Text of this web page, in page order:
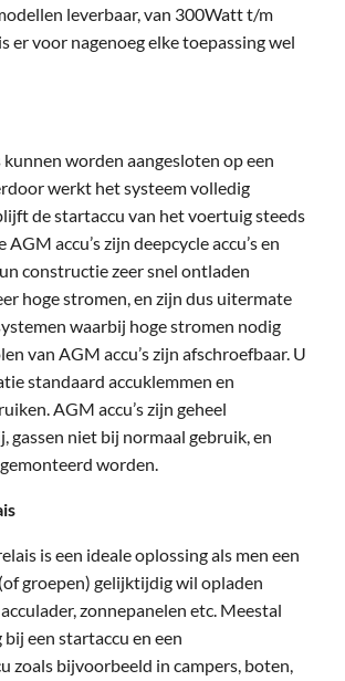
leverbaar, van 300Watt t/m
er voor nagenoeg elke toepassing wel
worden aangesloten op een
werkt het systeem volledig
de startaccu van het voertuig steeds
accu’s zijn deepcycle accu’s en
constructie zeer snel ontladen
hoge stromen, en zijn dus uitermate
waarbij hoge stromen nodig
van AGM accu’s zijn afschroefbaar. U
standaard accuklemmen en
AGM accu’s zijn geheel
gassen niet bij normaal gebruik, en
worden.
is een ideale oplossing als men een
groepen) gelijktijdig wil opladen
zonnepanelen etc. Meestal
een startaccu en een
zoals bijvoorbeeld in campers, boten,